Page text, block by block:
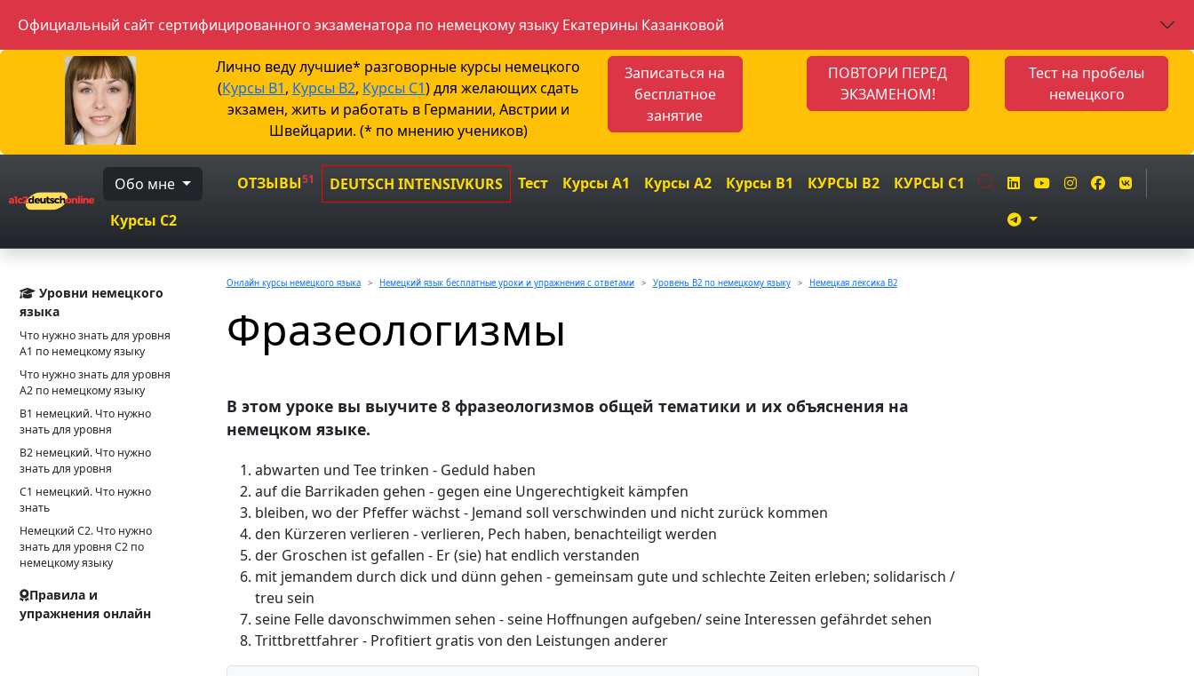
Официальный сайт сертифицированного экзаменатора по немецкому языку Екатерины Казанковой
Лично веду лучшие* разговорные курсы немецкого
(Курсы B1, Курсы B2, Курсы С1) для желающих сдать
экзамен, жить и работать в Германии, Австрии и
Швейцарии. (* по мнению учеников)
Записаться на
бесплатное
занятие
ПОВТОРИ ПЕРЕД
ЭКЗАМЕНОМ!
Тест на пробелы
немецкого
Обо мне ОТЗЫВЫ51 DEUTSCH INTENSIVKURS Тест Курсы A1 Курсы A2 Курсы B1 КУРСЫ B2
КУРСЫ C1
Курсы C2
Уровни немецкого
языка
Что нужно знать для уровня
А1 по немецкому языку
Что нужно знать для уровня
А2 по немецкому языку
B1 немецкий. Что нужно
знать для уровня
B2 немецкий. Что нужно
знать для уровня
C1 немецкий. Что нужно
знать
Немецкий С2. Что нужно
знать для уровня С2 по
немецкому языку
Правила и
упражнения онлайн
Онлайн курсы немецкого языка Немецкий язык бесплатные уроки и упражнения с ответами Уровень B2 по немецкому языку Немецкая лексика B2
Фразеологизмы
В этом уроке вы выучите 8 фразеологизмов общей тематики и их объяснения на
немецком языке.
abwarten und Tee trinken - Geduld haben
auf die Barrikaden gehen - gegen eine Ungerechtigkeit kämpfen
bleiben, wo der Pfeffer wächst - Jemand soll verschwinden und nicht zurück kommen
den Kürzeren verlieren - verlieren, Pech haben, benachteiligt werden
der Groschen ist gefallen - Er (sie) hat endlich verstanden
mit jemandem durch dick und dünn gehen - gemeinsam gute und schlechte Zeiten erleben; solidarisch /
treu sein
seine Felle davonschwimmen sehen - seine Hoffnungen aufgeben/ seine Interessen gefährdet sehen
Trittbrettfahrer - Profitiert gratis von den Leistungen anderer